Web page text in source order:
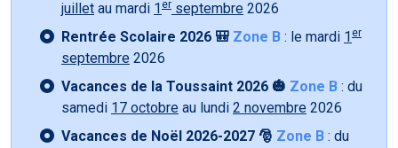
juillet au mardi 1 er septembre 2026
Rentrée Scolaire 2026 🎒 Zone B : le mardi 1 er
septembre 2026
Vacances de la Toussaint 2026 🎃 Zone B : du
samedi 17 octobre au lundi 2 novembre 2026
Vacances de Noël 2026-2027 🎅 Zone B : du